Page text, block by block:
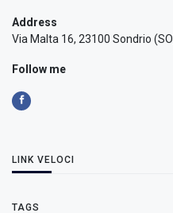
Address
Via Malta 16, 23100 Sondrio
Follow me
LINK VELOCI
TAGS